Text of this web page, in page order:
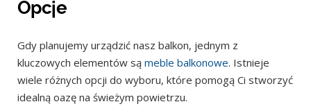
Opcje
Gdy planujemy urządzić nasz balkon, jednym z
kluczowych elementów są meble balkonowe. Istnieje
wiele różnych opcji do wyboru, które pomogą Ci stworzyć
idealną oazę na świeżym powietrzu.